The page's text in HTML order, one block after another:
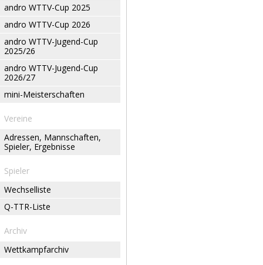
andro WTTV-Cup 2025
andro WTTV-Cup 2026
andro WTTV-Jugend-Cup
2025/26
andro WTTV-Jugend-Cup
2026/27
mini-Meisterschaften
Vereine
Adressen, Mannschaften,
Spieler, Ergebnisse
Spieler
Wechselliste
Q-TTR-Liste
Archiv
Wettkampfarchiv